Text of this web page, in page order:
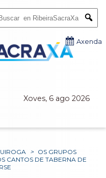
Xoves, 6 ago 2026
Axenda
> OS GRUPOS
CANTOS DE TABERNA DE